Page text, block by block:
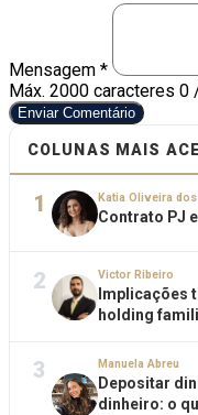
Mensagem *
Máx. 2000 caracteres 0
Enviar Comentário
COLUNAS MAIS
1 Katia Oliveira
Contrato PJ
2 Victor Ribeiro
Implicações
holding
3 Manuela Abreu
Depositar
dinheiro: o